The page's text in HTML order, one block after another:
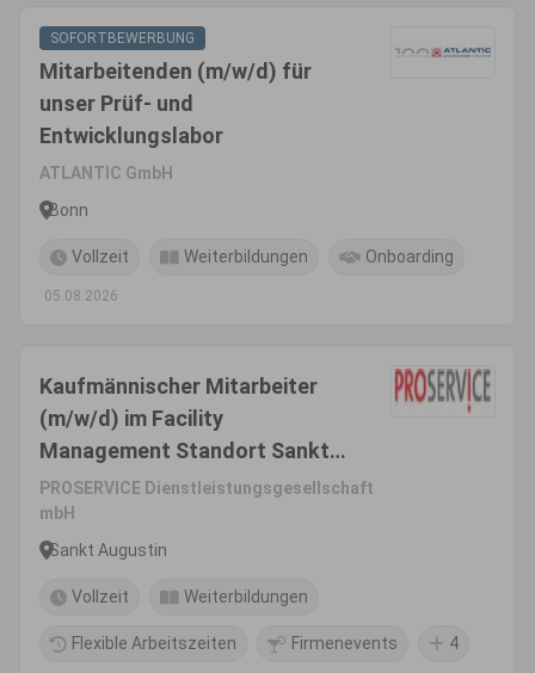
SOFORTBEWERBUNG
Mitarbeitenden (m/w/d) für
unser Prüf- und
Entwicklungslabor
ATLANTIC GmbH
Bonn
Vollzeit Weiterbildungen Onboarding
05.08.2026
Kaufmännischer Mitarbeiter
(m/w/d) im Facility
Management Standort Sankt
Augustin bei Bonn in Vollzeit
(40 Wochenstunden)
PROSERVICE Dienstleistungsgesellschaft
mbH
Sankt Augustin
Vollzeit Weiterbildungen
Flexible Arbeitszeiten Firmenevents 4